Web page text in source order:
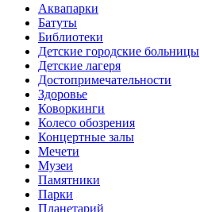
Аквапарки
Батуты
Библиотеки
Детские городские больницы
Детские лагеря
Достопримечательности
Здоровье
Коворкинги
Колесо обозрения
Концертные залы
Мечети
Музеи
Памятники
Парки
Планетарий